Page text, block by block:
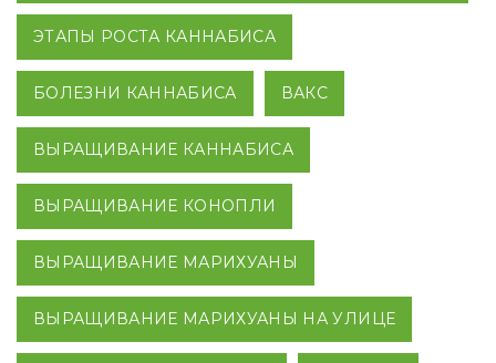
ЭТАПЫ РОСТА КАННАБИСА
БОЛЕЗНИ КАННАБИСА ВАКС
ВЫРАЩИВАНИЕ КАННАБИСА
ВЫРАЩИВАНИЕ КОНОПЛИ
ВЫРАЩИВАНИЕ МАРИХУАНЫ
ВЫРАЩИВАНИЕ МАРИХУАНЫ НА УЛИЦЕ